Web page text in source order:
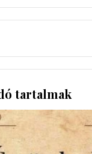
tartalmak